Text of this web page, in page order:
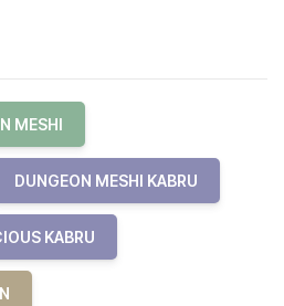
MESHI
DUNGEON MESHI KABRU
KABRU